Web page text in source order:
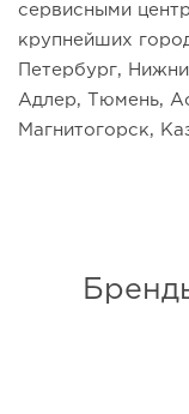
сервисными
крупнейших
Петербург,
Адлер, Тюмень,
Магнитогорск,